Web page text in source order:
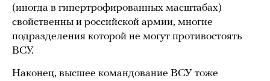
(иногда в гипертрофированных масштабах)
свойственны и российской армии, многие
подразделения которой не могут противостоять
ВСУ.
Наконец, высшее командование ВСУ тоже